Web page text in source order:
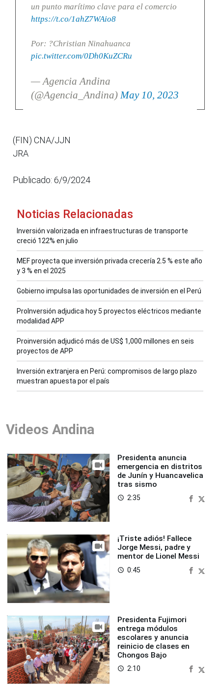
un punto marítimo clave para el comercio
https://t.co/1ahZ7WAio8
Por: ?Christian Ninahuanca
pic.twitter.com/0Dh0KuZCRu
— Agencia Andina
(@Agencia_Andina)May 10, 2023
(FIN) CNA/JJN
JRA
Publicado: 6/9/2024
Noticias Relacionadas
Inversión valorizada en infraestructuras de transporte
creció 122% en julio
MEF proyecta que inversión privada crecería 2.5 % este año
y 3 % en el 2025
Gobierno impulsa las oportunidades de inversión en el Perú
ProInversión adjudica hoy 5 proyectos eléctricos mediante
modalidad APP
Proinversión adjudicó más de US$ 1,000 millones en seis
proyectos de APP
Inversión extranjera en Perú: compromisos de largo plazo
muestran apuesta por el país
Videos Andina
Presidenta anuncia
emergencia en distritos
de Junín y Huancavelica
tras sismo
access_time 2:35
¡Triste adiós! Fallece
Jorge Messi, padre y
mentor de Lionel Messi
access_time 0:45
Presidenta Fujimori
entrega módulos
escolares y anuncia
reinicio de clases en
Chongos Bajo
access_time 2:10